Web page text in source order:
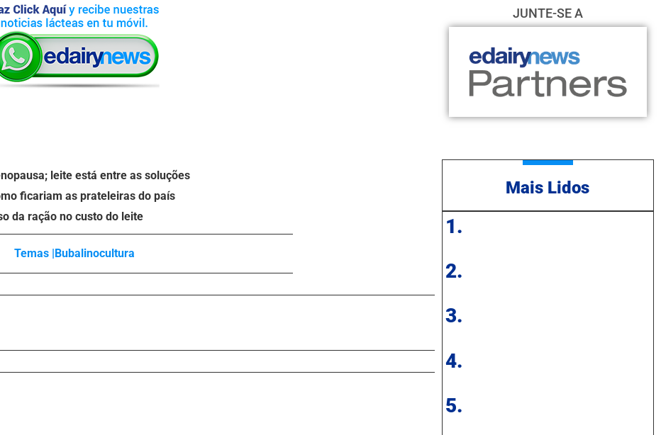
leite está entre as soluções
ficariam as prateleiras do país
da ração no custo do leite
Temas |Bubalinocultura
JUNTE-SE A
Mais Lidos
1.
2.
3.
4.
5.